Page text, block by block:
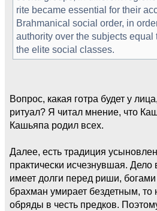
rite became essential for their
Brahmanical social order, in
authority over the subjects equal
the elite social classes.
Вопрос, какая готра будет у
ритуал? Я читал мнение, что
Кашьяпа родил всех.
Далее, есть традиция
практически исчезнувшая. Дело
имеет долги перед риши,
брахман умирает бездетным, то
обряды в честь предков.